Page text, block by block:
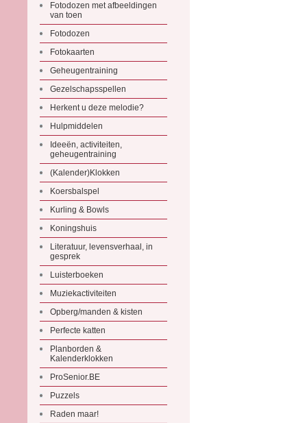
Fotodozen met afbeeldingen
van toen
Fotodozen
Fotokaarten
Geheugentraining
Gezelschapsspellen
Herkent u deze melodie?
Hulpmiddelen
Ideeën, activiteiten,
geheugentraining
(Kalender)Klokken
Koersbalspel
Kurling & Bowls
Koningshuis
Literatuur, levensverhaal, in
gesprek
Luisterboeken
Muziekactiviteiten
Opberg/manden & kisten
Perfecte katten
Planborden &
Kalenderklokken
ProSenior.BE
Puzzels
Raden maar!